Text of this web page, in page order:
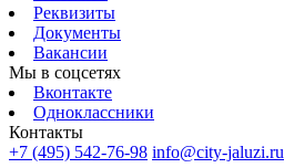
Реквизиты
Документы
Вакансии
Мы в соцсетях
Вконтакте
Одноклассники
Контакты
+7 (495) 542-76-98 info@city-jaluzi.ru